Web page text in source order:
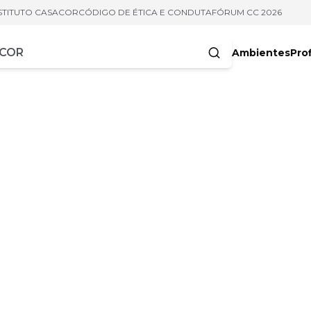
CASACORCÓDIGO DE ÉTICA E CONDUTAFÓRUM CC 2026
Ambientes